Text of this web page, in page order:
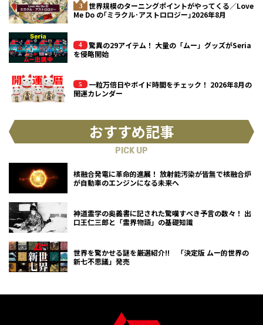
世界規模のターニングポイントがやってくる／Love
Me Do の｢ミラクル･アストロロジー｣2026年8月
驚異の29アイテム！ 大量の「ムー」グッズがSeria
を侵略開始
一粒万倍日やボイド時間をチェック！ 2026年8月の
開運カレンダー
おすすめ記事
PICK UP
核融合発電に革命的進展！ 放射能汚染が皆無で核融合炉
が自動車のエンジンになる未来へ
神道霊学の奥義書に記された驚嘆すべき予言の数々！ 出
口王仁三郎と「霊界物語」の基礎知識
世界を驚かせる謎を厳選紹介!! 「決定版 ムー的世界の
新七不思議」発売